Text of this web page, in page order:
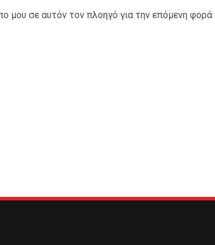
μου σε αυτόν τον πλοηγό για την επόμενη